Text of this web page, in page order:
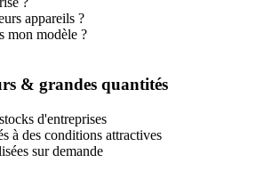
appareils ?
mon modèle ?
& grandes quantités
d'entreprises
à des conditions attractives
sur demande